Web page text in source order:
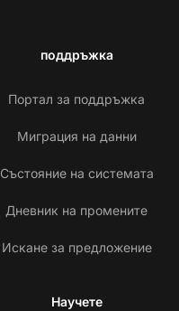
поддръжка
Портал за поддръжка
Миграция на данни
Състояние на системата
Дневник на промените
Искане за предложение
Научете